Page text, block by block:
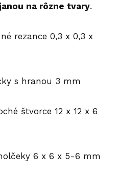
na rôzne tvary.
rezance 0,3 x 0,3 x
s hranou 3 mm
štvorce 12 x 12 x 6
6 x 6 x 5-6 mm